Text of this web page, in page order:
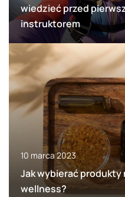
wiedzieć przed
instruktorem
10 marca 2023
Jak wybierać produkty
wellness?